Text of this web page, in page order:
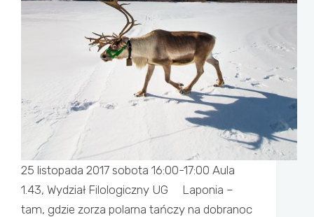
25 listopada 2017 sobota 16:00-17:00 Aula
1.43, Wydział Filologiczny UG Laponia –
tam, gdzie zorza polarna tańczy na dobranoc